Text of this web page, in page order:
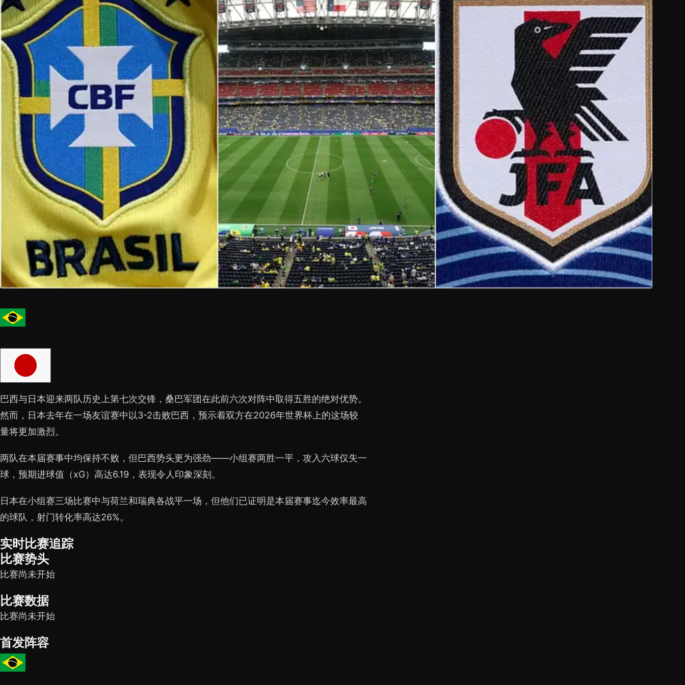
巴西与日本迎来两队历史上第七次交锋，桑巴军团在此前六次对阵中取得五胜的绝对优势。
然而，日本去年在一场友谊赛中以3-2击败巴西，预示着双方在2026年世界杯上的这场较
量将更加激烈。
两队在本届赛事中均保持不败，但巴西势头更为强劲——小组赛两胜一平，攻入六球仅失一
球，预期进球值（xG）高达6.19，表现令人印象深刻。
日本在小组赛三场比赛中与荷兰和瑞典各战平一场，但他们已证明是本届赛事迄今效率最高
的球队，射门转化率高达26%。
实时比赛追踪
比赛势头
比赛尚未开始
比赛数据
比赛尚未开始
首发阵容